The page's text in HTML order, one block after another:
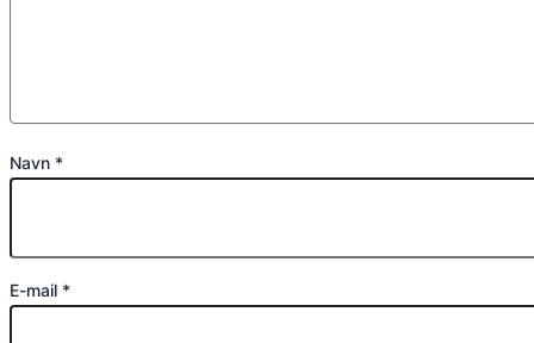
Navn *
E-mail *